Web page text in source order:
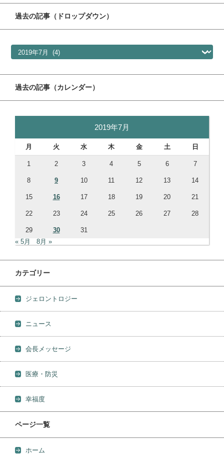
過去の記事（ドロップダウン）
過去の記事（カレンダー）
2019年7月
月 火 水 木 金 土 日
1 2 3 4 5 6 7
8 9 10 11 12 13 14
15 16 17 18 19 20 21
22 23 24 25 26 27 28
29 30
31
« 5月
8月 »
カテゴリー
ジェロントロジー
ニュース
会長メッセージ
医療・防災
幸福度
ページ一覧
ホーム